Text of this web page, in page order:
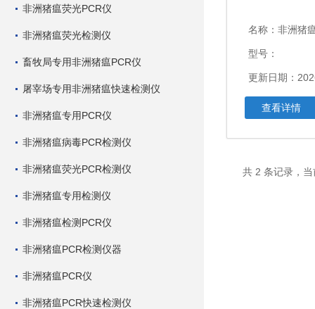
非洲猪瘟荧光PCR仪
非洲猪瘟荧光检测仪
畜牧局专用非洲猪瘟PCR仪
屠宰场专用非洲猪瘟快速检测仪
非洲猪瘟专用PCR仪
非洲猪瘟病毒PCR检测仪
非洲猪瘟荧光PCR检测仪
非洲猪瘟专用检测仪
非洲猪瘟检测PCR仪
非洲猪瘟PCR检测仪器
非洲猪瘟PCR仪
非洲猪瘟PCR快速检测仪
名称： 非洲猪瘟
型号：
更新日期：
查看详情
共 2 条记录，